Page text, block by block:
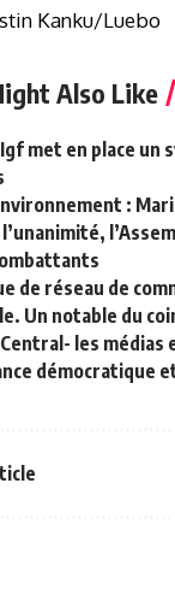
Kanku/Luebo
Also Like
met en place
:
l’unanimité,
de réseau de
Un notable du
les
démocratique